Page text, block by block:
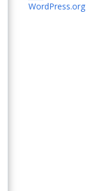
WordPress.org